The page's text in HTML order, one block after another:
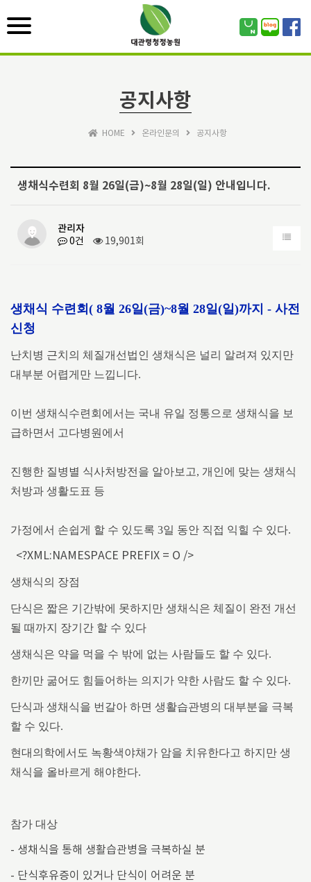
Toggle
공지사항
HOME 온라인문의 공지사항
생채식수련회 8월 26일(금)~8월 28일(일) 안내입니다.
관리자
0건 19,901회
생채식 수련회( 8월 26일(금)~8월 28일(일)까지 - 사전
신청
난치병 근치의 체질개선법인 생채식은 널리 알려져 있지만
대부분 어렵게만 느낍니다.
이번 생채식수련회에서는 국내 유일 정통으로 생채식을 보
급하면서 고다병원에서
진행한 질병별 식사처방전을 알아보고, 개인에 맞는 생채식
처방과 생활도표 등
가정에서 손쉽게 할 수 있도록 3일 동안 직접 익힐 수 있다.
<?XML:NAMESPACE PREFIX = O />
생채식의 장점
단식은 짧은 기간밖에 못하지만 생채식은 체질이 완전 개선
될 때까지 장기간 할 수 있다
생채식은 약을 먹을 수 밖에 없는 사람들도 할 수 있다.
한끼만 굶어도 힘들어하는 의지가 약한 사람도 할 수 있다.
단식과 생채식을 번갈아 하면 생활습관병의 대부분을 극복
할 수 있다.
현대의학에서도 녹황색야채가 암을 치유한다고 하지만 생
채식을 올바르게 해야한다.
참가 대상
- 생채식을 통해 생활습관병을 극복하실 분
- 단식후유증이 있거나 단식이 어려운 분